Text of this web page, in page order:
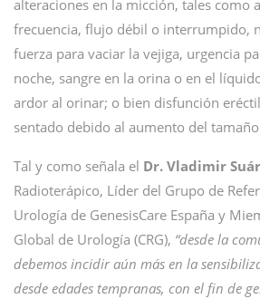
alteraciones en la micción, tales como
frecuencia, flujo débil o interrumpido,
fuerza para vaciar la vejiga, urgencia
noche, sangre en la orina o en el
ardor al orinar; o bien disfunción
sentado debido al aumento del
Tal y como señala el Dr. Vladimir
Radioterápico, Líder del Grupo de
Urología de GenesisCare España y
Global de Urología (CRG), “desde la
debemos incidir aún más en la
desde edades tempranas, con el fin de